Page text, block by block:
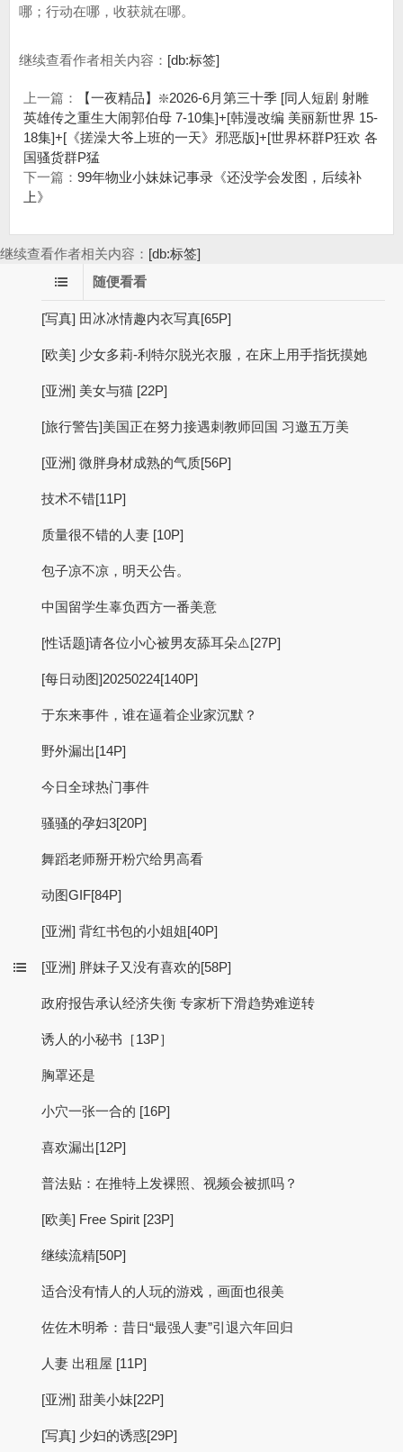
哪；行动在哪，收获就在哪。
继续查看作者相关内容： [db:标签]
上一篇：
【一夜精品】❇️2026-6月第三十季 [同人短剧 射雕
英雄传之重生大闹郭伯母 7-10集]+[韩漫改编 美丽新世界 15-
18集]+[《搓澡大爷上班的一天》邪恶版]+[世界杯群P狂欢 各
国骚货群P猛
下一篇： 99年物业小妹妹记事录《还没学会发图，后续补
上》
继续查看作者相关内容： [db:标签]
随便看看
[写真] 田冰冰情趣内衣写真[65P]
[欧美] 少女多莉-利特尔脱光衣服，在床上用手指抚摸她
[亚洲] 美女与猫 [22P]
[旅行警告]美国正在努力接遇刺教师回国 习邀五万美
[亚洲] 微胖身材成熟的气质[56P]
技术不错[11P]
质量很不错的人妻 [10P]
包子凉不凉，明天公告。
中国留学生辜负西方一番美意
[性话题]请各位小心被男友舔耳朵⚠️[27P]
[每日动图]20250224[140P]
于东来事件，谁在逼着企业家沉默？
野外漏出[14P]
今日全球热门事件
骚骚的孕妇3[20P]
舞蹈老师掰开粉穴给男高看
动图GIF[84P]
[亚洲] 背红书包的小姐姐[40P]
[亚洲] 胖妹子又没有喜欢的[58P]
政府报告承认经济失衡 专家析下滑趋势难逆转
诱人的小秘书［13P］
胸罩还是
小穴一张一合的 [16P]
喜欢漏出[12P]
普法贴：在推特上发裸照、视频会被抓吗？
[欧美] Free Spirit [23P]
继续流精[50P]
适合没有情人的人玩的游戏，画面也很美
佐佐木明希：昔日“最强人妻”引退六年回归
人妻 出租屋 [11P]
[亚洲] 甜美小妹[22P]
[写真] 少妇的诱惑[29P]